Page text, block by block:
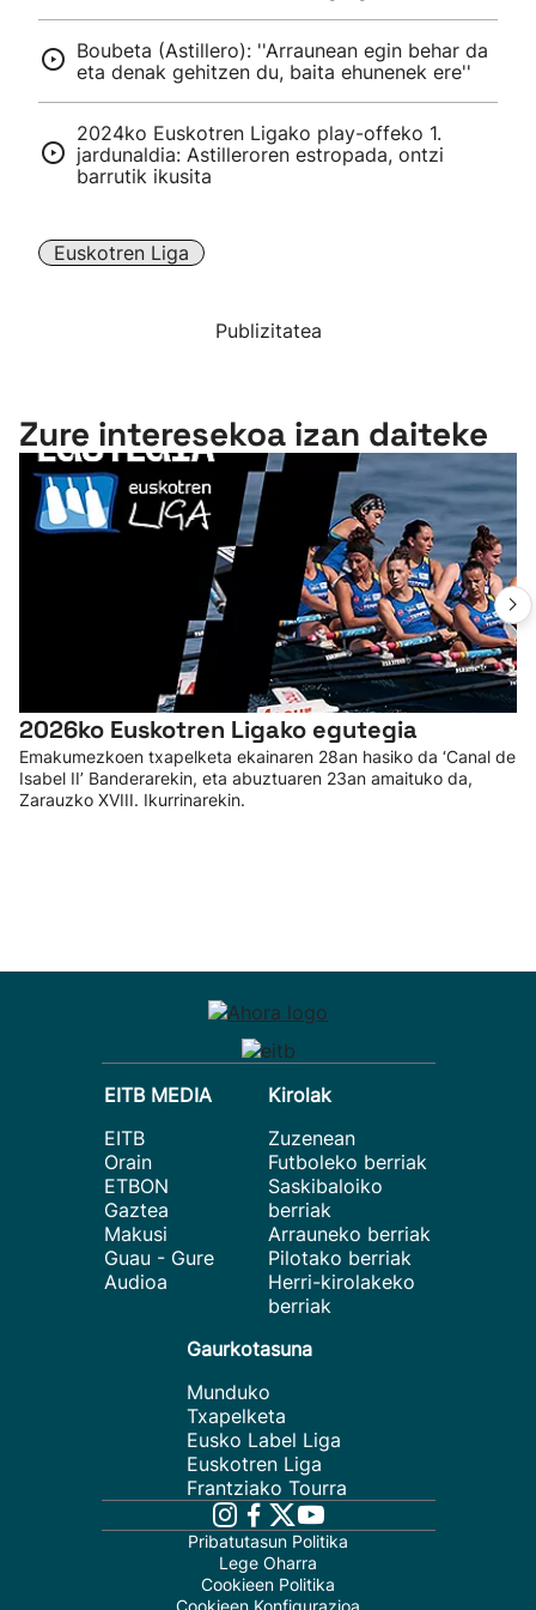
Boubeta (Astillero): ''Arraunean egin behar da
eta denak gehitzen du, baita ehunenek ere''
2024ko Euskotren Ligako play-offeko 1.
jardunaldia: Astilleroren estropada, ontzi
barrutik ikusita
Euskotren Liga
Publizitatea
Zure interesekoa izan daiteke
2026ko Euskotren Ligako egutegia
Emakumezkoen txapelketa ekainaren 28an hasiko da ‘Canal de
Isabel II’ Banderarekin, eta abuztuaren 23an amaituko da,
Zarauzko XVIII. Ikurrinarekin.
EITB MEDIA
EITB
Orain
ETBON
Gaztea
Makusi
Guau - Gure
Audioa
Kirolak
Zuzenean
Futboleko berriak
Saskibaloiko
berriak
Arrauneko berriak
Pilotako berriak
Herri-kirolakeko
berriak
Gaurkotasuna
Munduko
Txapelketa
Eusko Label Liga
Euskotren Liga
Frantziako Tourra
Pribatutasun Politika
Lege Oharra
Cookieen Politika
Cookieen Konfigurazioa